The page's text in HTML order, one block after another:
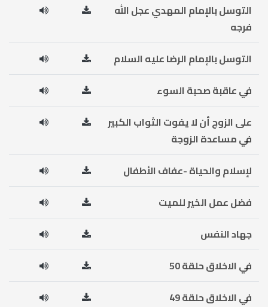
التوسل بالإمام المهدي عجل الله
فرجه
التوسل بالإمام الرضا عليه السلام
في عاقبة صحبة السوء
على الزوج أن لا يفوت الثواب الكبير
في مساعدة الزوجة
لإسلام والحياة -عفاف الأطفال
فضل عمل الخير للميت
جهاد النفس
في الاخلاق حلقة 50
في الاخلاق حلقة 49